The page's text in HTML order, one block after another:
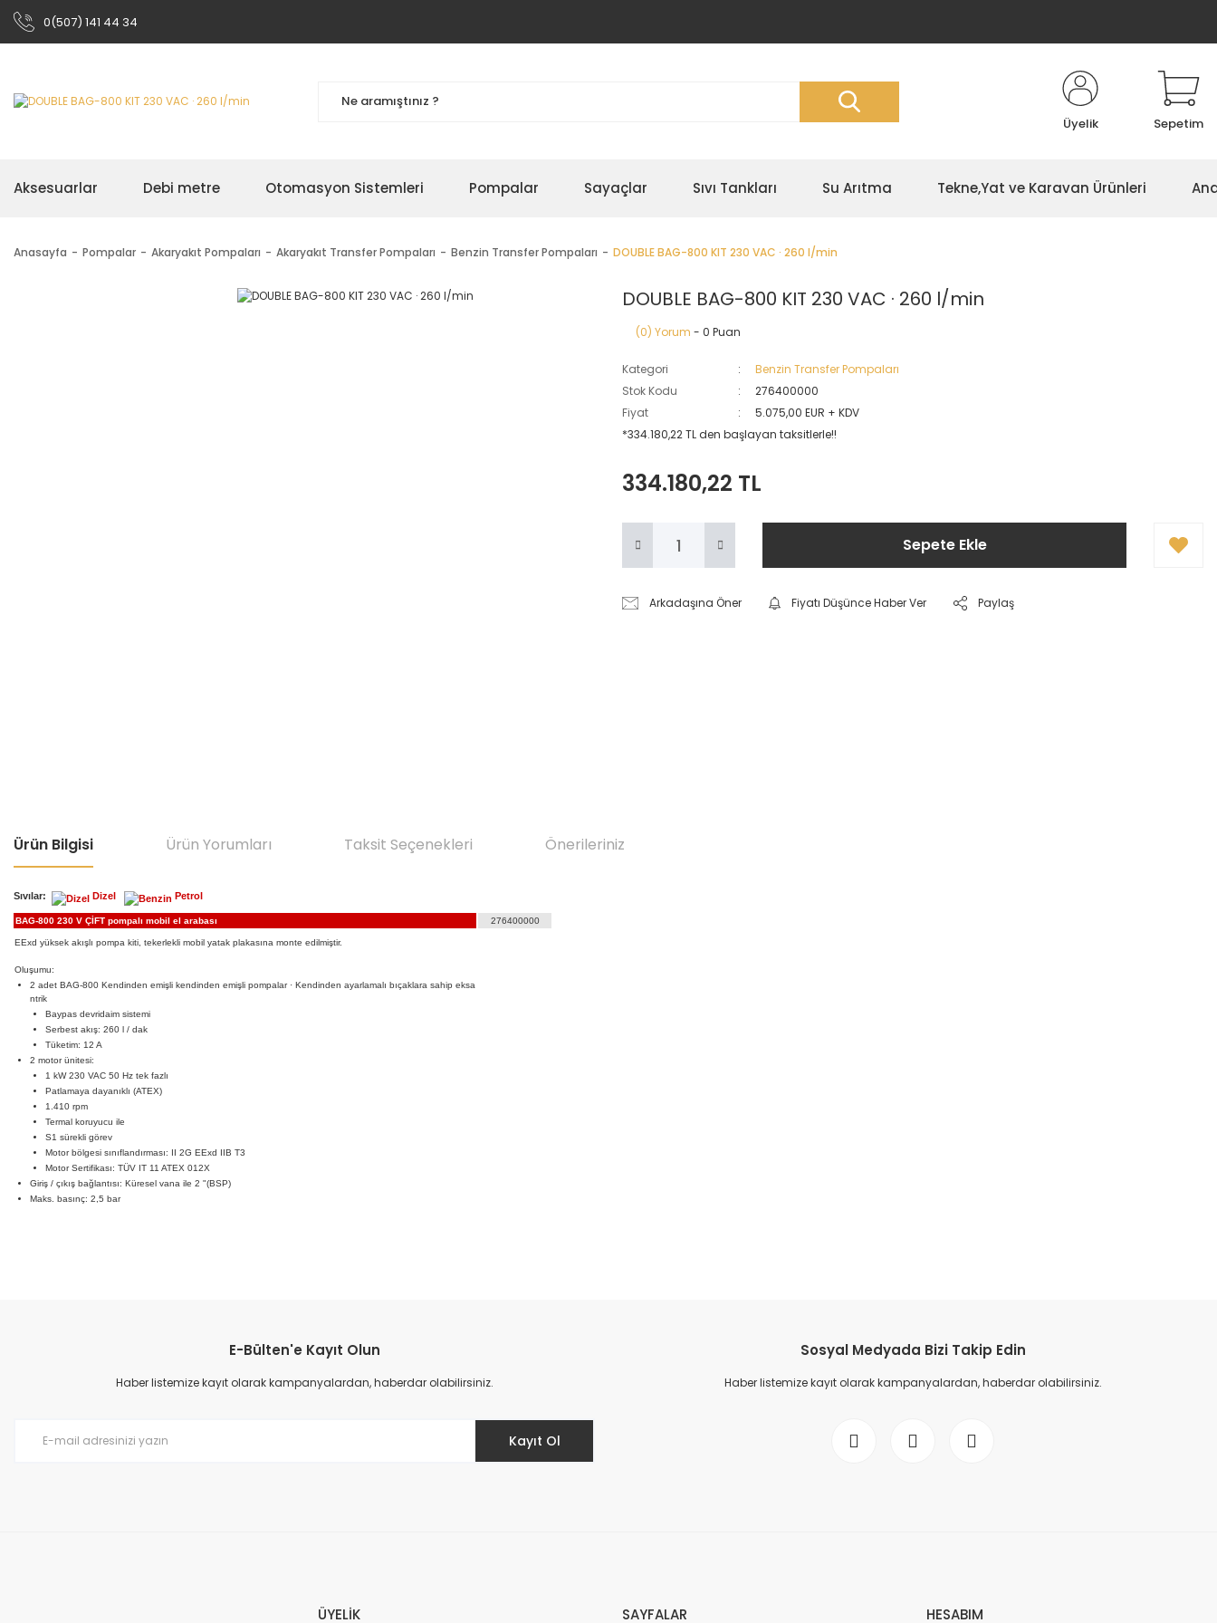
0(507) 141 44 34
Üyelik Sepetim
Aksesuarlar Debi metre Otomasyon Sistemleri Pompalar Sayaçlar Sıvı Tankları Su Arıtma Tekne,Yat ve Karavan Ürünleri
Anasayfa Pompalar Akaryakıt Pompaları Akaryakıt Transfer Pompaları Benzin Transfer Pompaları DOUBLE BAG-800 KIT 230 VAC · 260 l/min
DOUBLE BAG-800 KIT 230 VAC · 260 l/min
(0) Yorum - 0 Puan
Kategori
Benzin Transfer Pompaları
Stok Kodu
276400000
Fiyat
5.075,00 EUR + KDV
*334.180,22 TL den başlayan taksitlerle!!
334.180,22 TL
Sepete Ekle
Arkadaşına Öner Fiyatı Düşünce Haber Ver Paylaş
Ürün Bilgisi Ürün Yorumları Taksit Seçenekleri Önerileriniz
Sıvılar: Dizel Petrol
BAG-800 230 V ÇİFT pompalı mobil el arabası 276400000
EExd yüksek akışlı pompa kiti, tekerlekli mobil yatak plakasına monte edilmiştir.
Oluşumu:
2 adet BAG-800 Kendinden emişli kendinden emişli pompalar · Kendinden ayarlamalı bıçaklara sahip eksa
ntrik
Baypas devridaim sistemi
Serbest akış: 260 l / dak
Tüketim: 12 A
2 motor ünitesi:
1 kW 230 VAC 50 Hz tek fazlı
Patlamaya dayanıklı (ATEX)
1.410 rpm
Termal koruyucu ile
S1 sürekli görev
Motor bölgesi sınıflandırması: II 2G EExd IIB T3
Motor Sertifikası: TÜV IT 11 ATEX 012X
Giriş / çıkış bağlantısı: Küresel vana ile 2 "(BSP)
Maks. basınç: 2,5 bar
Ürün resmi kalitesiz, bozuk veya görüntülenemiyor.
Ürün açıklamasında eksik bilgiler bulunuyor.
E-Bülten'e Kayıt Olun
Haber listemize kayıt olarak kampanyalardan, haberdar olabilirsiniz.
Kayıt Ol
Sosyal Medyada Bizi Takip Edin
Haber listemize kayıt olarak kampanyalardan, haberdar olabilirsiniz.
ÜYELİK SAYFALAR HESABIM